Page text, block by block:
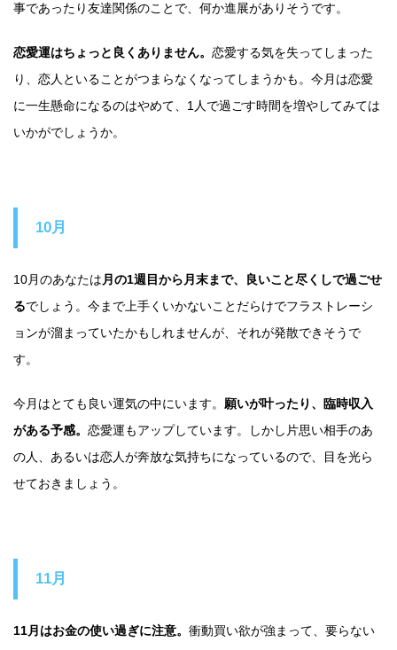
事であったり友達関係のことで、何か進展がありそうです。
恋愛運はちょっと良くありません。 恋愛する気を失ってしまった
り、恋人といることがつまらなくなってしまうかも。今月は恋愛
に一生懸命になるのはやめて、1人で過ごす時間を増やしてみては
いかがでしょうか。
10月
10月のあなたは 月の1週目から月末まで、良いこと尽くしで過ごせ
るでしょう。今まで上手くいかないことだらけでフラストレーシ
ョンが溜まっていたかもしれませんが、それが発散できそうで
す。
今月はとても良い運気の中にいます。 願いが叶ったり、臨時収入
がある予感。 恋愛運もアップしています。しかし片思い相手のあ
の人、あるいは恋人が奔放な気持ちになっているので、目を光ら
せておきましょう。
11月
11月はお金の使い過ぎに注意。 衝動買い欲が強まって、要らない